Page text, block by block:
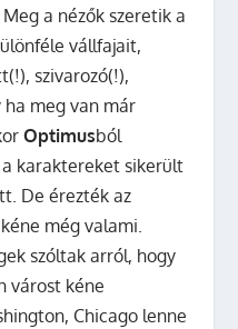
a nézők szeretik a
vállfajait,
szivarozó(!),
meg van már
Optimusból
karaktereket sikerült
De érezték az
még valami.
szóltak arról, hogy
várost kéne
Chicago lenne